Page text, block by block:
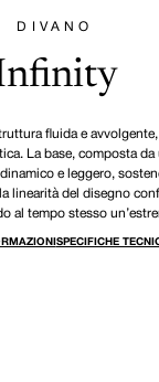
DIVANO
fluida e
La base, composta
e leggero,
linearità del disegno
al tempo stesso
SPECIFICHE